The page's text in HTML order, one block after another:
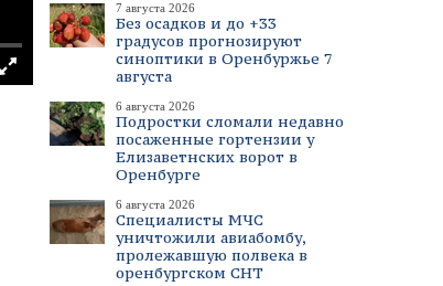
7 августа 2026
Без осадков и до +33
градусов прогнозируют
синоптики в Оренбуржье 7
августа
6 августа 2026
Подростки сломали недавно
посаженные гортензии у
Елизаветнских ворот в
Оренбурге
6 августа 2026
Специалисты МЧС
уничтожили авиабомбу,
пролежавшую полвека в
оренбургском СНТ